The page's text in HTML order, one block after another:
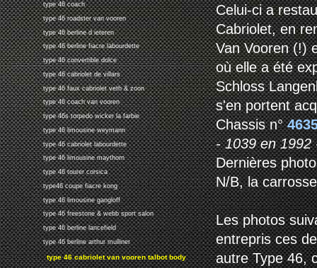
type 46 coach
type 46 roadster van vooren
type 46 berline d ieteren
type 46 berline fiacre labourdette
type 46 convertible dolce
type 46 cabriolet de villars
type 46 faux cabriolet veth & zoon
type 46 coach van vooren
type 46s torpedo wicker la farbie
type 46 limousine weymann
type 46 cabriolet labourdette
type 46 limousine maythorn
type 46 tourer corsica
type46 coupe fiacre kong
type 46 limousine gangloff
type 46 freestone & webb sport salon
type 46 berline lancefield
type 46 berline arthur mulliner
type 46 cabriolet van vooren talbot body
Celui-ci a
Cabriolet, en
Van Vooren (!)
où elle a été
Schloss
s'en portent
Chassis n°
- 1039 en 1992
Dernières
N/B, la
Les photos
entrepris ces
autre Type 46,